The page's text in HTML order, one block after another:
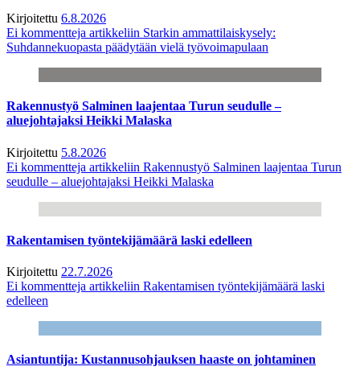
Kirjoitettu 6.8.2026
Ei kommentteja artikkeliin Starkin ammattilaiskysely:
Suhdannekuopasta päädytään vielä työvoimapulaan
Rakennustyö Salminen laajentaa Turun seudulle –
aluejohtajaksi Heikki Malaska
Kirjoitettu 5.8.2026
Ei kommentteja artikkeliin Rakennustyö Salminen laajentaa Turun
seudulle – aluejohtajaksi Heikki Malaska
Rakentamisen työntekijämäärä laski edelleen
Kirjoitettu 22.7.2026
Ei kommentteja artikkeliin Rakentamisen työntekijämäärä laski
edelleen
Asiantuntija: Kustannusohjauksen haaste on johtaminen